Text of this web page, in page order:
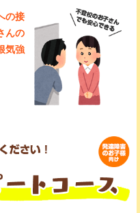
の接
んの
気強